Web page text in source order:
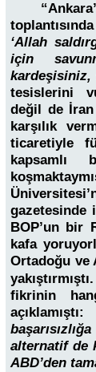
‘Allah
için
kardeşisiniz,
tesislerini
değil de
karşılık
ticaretiyle
kapsamlı
gazetesinde
BOP’un bir
kafa
Ortadoğu ve
fikrinin
açıklamıştı:
alternatif de
ABD’den